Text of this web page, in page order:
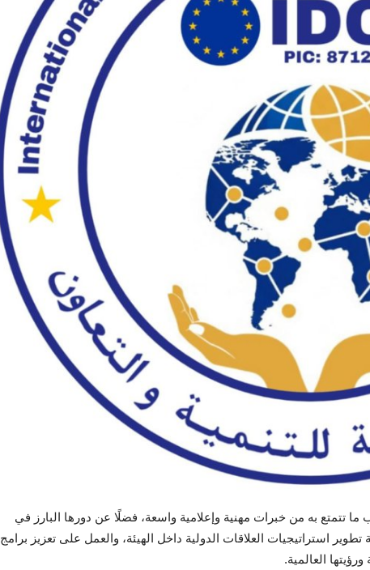
تتمتع به من خبرات مهنية وإعلامية واسعة، فضلًا عن دورها البارز في
استراتيجيات العلاقات الدولية داخل الهيئة، والعمل على تعزيز برامج
العالمية.